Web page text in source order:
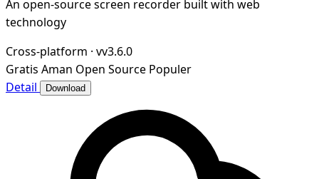
An open-source screen recorder built with web
technology
Cross-platform · vv3.6.0
Gratis Aman Open Source Populer
Detail
Download